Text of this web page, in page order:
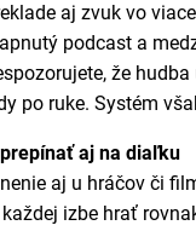
aj zvuk vo
podcast a
že
po ruke. Systém
aj na diaľku
aj u hráčov či
izbe hrať